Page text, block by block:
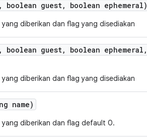
, boolean guest, boolean ephemeral)
diberikan dan flag yang disediakan
, boolean guest, boolean ephemeral ,
diberikan dan flag yang disediakan
name)
diberikan dan flag default 0.